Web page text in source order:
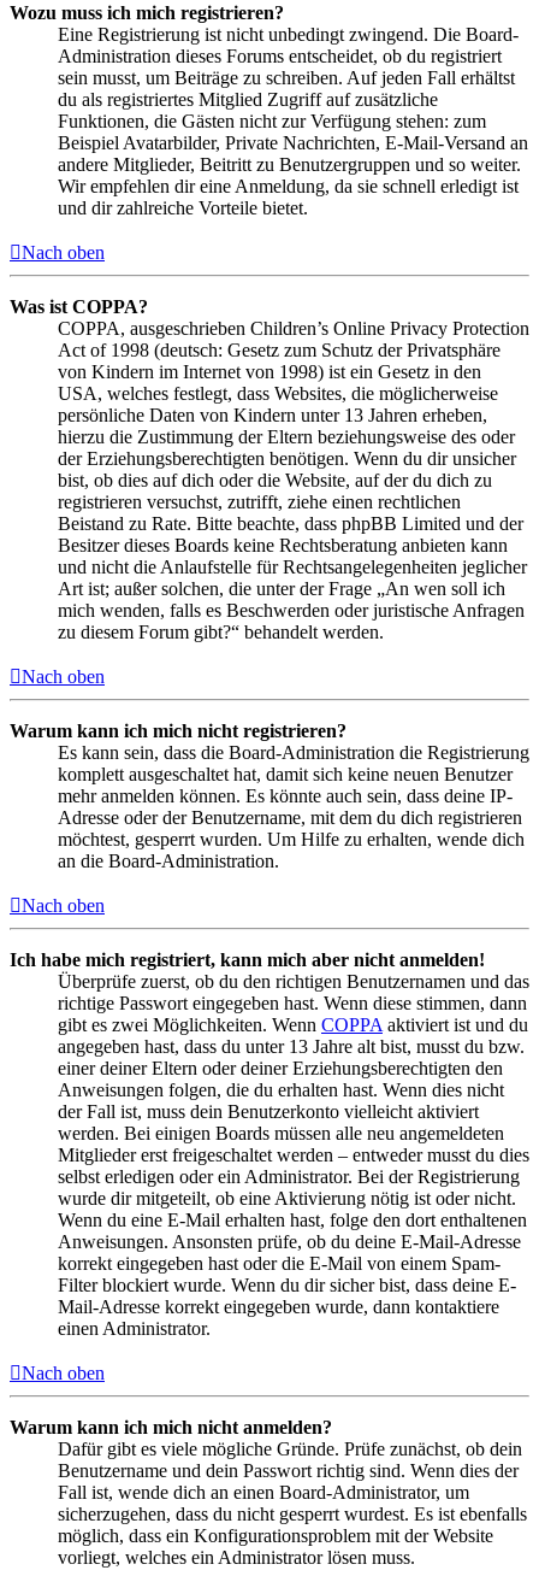
Wozu muss ich mich registrieren?
Eine Registrierung ist nicht unbedingt zwingend. Die Board-
Administration dieses Forums entscheidet, ob du registriert
sein musst, um Beiträge zu schreiben. Auf jeden Fall erhältst
du als registriertes Mitglied Zugriff auf zusätzliche
Funktionen, die Gästen nicht zur Verfügung stehen: zum
Beispiel Avatarbilder, Private Nachrichten, E-Mail-Versand an
andere Mitglieder, Beitritt zu Benutzergruppen und so weiter.
Wir empfehlen dir eine Anmeldung, da sie schnell erledigt ist
und dir zahlreiche Vorteile bietet.
Nach oben
Was ist COPPA?
COPPA, ausgeschrieben Children’s Online Privacy Protection
Act of 1998 (deutsch: Gesetz zum Schutz der Privatsphäre
von Kindern im Internet von 1998) ist ein Gesetz in den
USA, welches festlegt, dass Websites, die möglicherweise
persönliche Daten von Kindern unter 13 Jahren erheben,
hierzu die Zustimmung der Eltern beziehungsweise des oder
der Erziehungsberechtigten benötigen. Wenn du dir unsicher
bist, ob dies auf dich oder die Website, auf der du dich zu
registrieren versuchst, zutrifft, ziehe einen rechtlichen
Beistand zu Rate. Bitte beachte, dass phpBB Limited und der
Besitzer dieses Boards keine Rechtsberatung anbieten kann
und nicht die Anlaufstelle für Rechtsangelegenheiten jeglicher
Art ist; außer solchen, die unter der Frage „An wen soll ich
mich wenden, falls es Beschwerden oder juristische Anfragen
zu diesem Forum gibt?“ behandelt werden.
Nach oben
Warum kann ich mich nicht registrieren?
Es kann sein, dass die Board-Administration die Registrierung
komplett ausgeschaltet hat, damit sich keine neuen Benutzer
mehr anmelden können. Es könnte auch sein, dass deine IP-
Adresse oder der Benutzername, mit dem du dich registrieren
möchtest, gesperrt wurden. Um Hilfe zu erhalten, wende dich
an die Board-Administration.
Nach oben
Ich habe mich registriert, kann mich aber nicht anmelden!
Überprüfe zuerst, ob du den richtigen Benutzernamen und das
richtige Passwort eingegeben hast. Wenn diese stimmen, dann
gibt es zwei Möglichkeiten. Wenn COPPA aktiviert ist und du
angegeben hast, dass du unter 13 Jahre alt bist, musst du bzw.
einer deiner Eltern oder deiner Erziehungsberechtigten den
Anweisungen folgen, die du erhalten hast. Wenn dies nicht
der Fall ist, muss dein Benutzerkonto vielleicht aktiviert
werden. Bei einigen Boards müssen alle neu angemeldeten
Mitglieder erst freigeschaltet werden – entweder musst du dies
selbst erledigen oder ein Administrator. Bei der Registrierung
wurde dir mitgeteilt, ob eine Aktivierung nötig ist oder nicht.
Wenn du eine E-Mail erhalten hast, folge den dort enthaltenen
Anweisungen. Ansonsten prüfe, ob du deine E-Mail-Adresse
korrekt eingegeben hast oder die E-Mail von einem Spam-
Filter blockiert wurde. Wenn du dir sicher bist, dass deine E-
Mail-Adresse korrekt eingegeben wurde, dann kontaktiere
einen Administrator.
Nach oben
Warum kann ich mich nicht anmelden?
Dafür gibt es viele mögliche Gründe. Prüfe zunächst, ob dein
Benutzername und dein Passwort richtig sind. Wenn dies der
Fall ist, wende dich an einen Board-Administrator, um
sicherzugehen, dass du nicht gesperrt wurdest. Es ist ebenfalls
möglich, dass ein Konfigurationsproblem mit der Website
vorliegt, welches ein Administrator lösen muss.